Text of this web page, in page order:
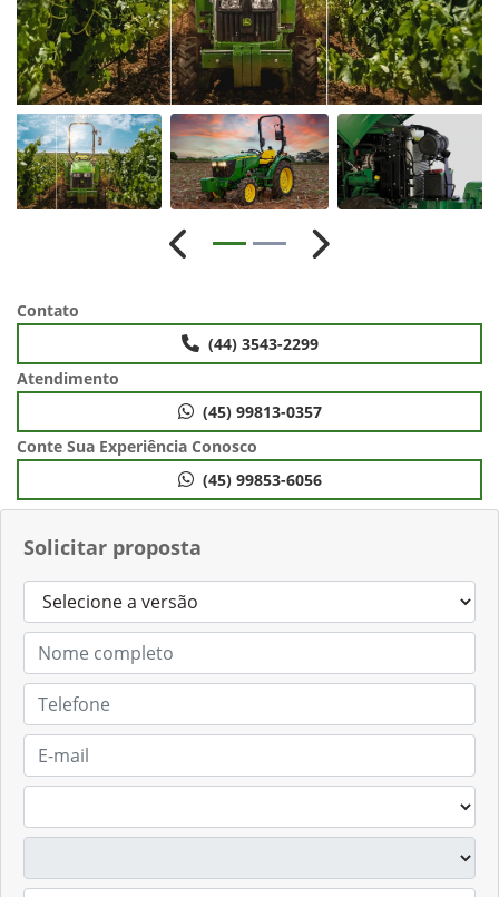
Solicitar proposta
Anterior Próximo
Contato
(44) 3543-2299
Atendimento
(45) 99813-0357
Conte Sua Experiência Conosco
(45) 99853-6056